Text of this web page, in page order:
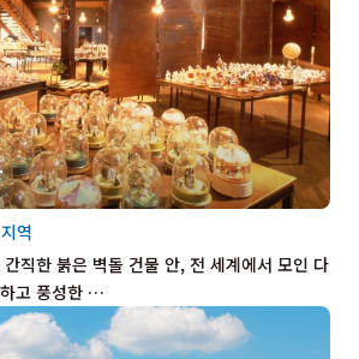
직한 붉은 벽돌 건물 안, 전 세계에서 모인 다
고 풍성한 …
역